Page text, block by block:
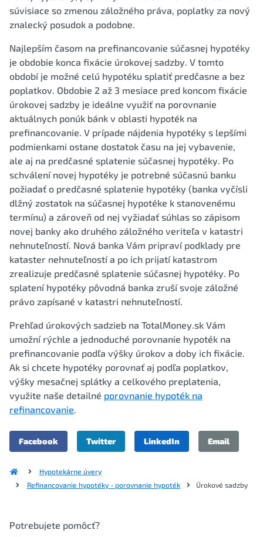
súvisiace so zmenou záložného práva, poplatky za nový
znalecký posudok a podobne.
Najlepším časom na prefinancovanie súčasnej hypotéky
je obdobie konca fixácie úrokovej sadzby. V tomto
období je možné celú hypotéku splatiť predčasne a bez
poplatkov. Obdobie 2 až 3 mesiace pred koncom fixácie
úrokovej sadzby je ideálne využiť na porovnanie
aktuálnych ponúk bánk v oblasti hypoték na
prefinancovanie. V prípade nájdenia hypotéky s lepšími
podmienkami ostane dostatok času na jej vybavenie,
ale aj na predčasné splatenie súčasnej hypotéky. Po
schválení novej hypotéky je potrebné súčasnú banku
požiadať o predčasné splatenie hypotéky (banka vyčísli
dlžný zostatok na súčasnej hypotéke k stanovenému
termínu) a zároveň od nej vyžiadať súhlas so zápisom
novej banky ako druhého záložného veriteľa v katastri
nehnuteľností. Nová banka Vám pripraví podklady pre
kataster nehnuteľností a po ich prijatí katastrom
zrealizuje predčasné splatenie súčasnej hypotéky. Po
splatení hypotéky pôvodná banka zruší svoje záložné
právo zapísané v katastri nehnuteľností.
Prehľad úrokových sadzieb na TotalMoney.sk Vám
umožní rýchle a jednoduché porovnanie hypoték na
prefinancovanie podľa výšky úrokov a doby ich fixácie.
Ak si chcete hypotéky porovnať aj podľa poplatkov,
výšky mesačnej splátky a celkového preplatenia,
využite naše detailné porovnanie hypoték na
refinancovanie.
Facebook Twitter LinkedIn Email
Hypotekárne úvery
Refinancovanie hypotéky - porovnanie hypoték
Úrokové sadzby
Potrebujete pomôcť?